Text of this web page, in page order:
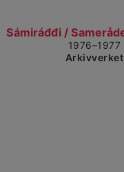
1976–1977
Arkivverket